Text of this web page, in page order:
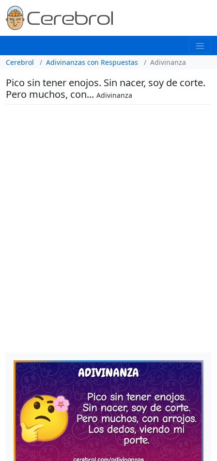
Cerebrol Adivinanzas con Respuestas Adivinanza
Pico sin tener enojos. Sin nacer, soy de corte.
Pero muchos, con... Adivinanza